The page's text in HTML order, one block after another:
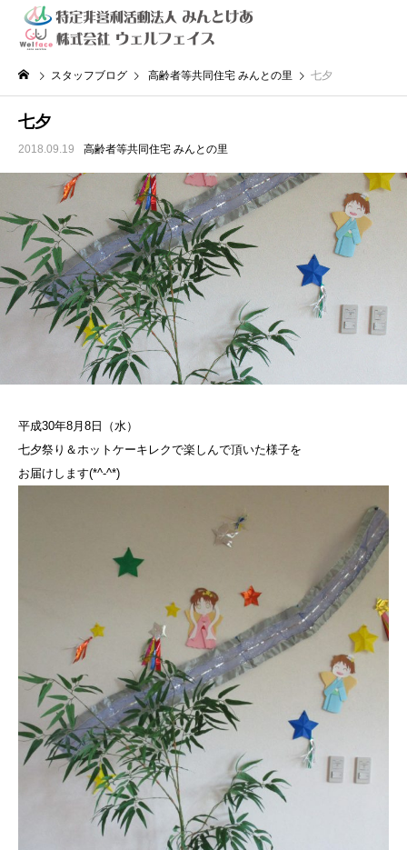
スタッフブログ 高齢者等共同住宅 みんとの里 七夕
七夕
2018.09.19 高齢者等共同住宅 みんとの里
平成30年8月8日（水）
七夕祭り＆ホットケーキレクで楽しんで頂いた様子を
お届けします(*^-^*)